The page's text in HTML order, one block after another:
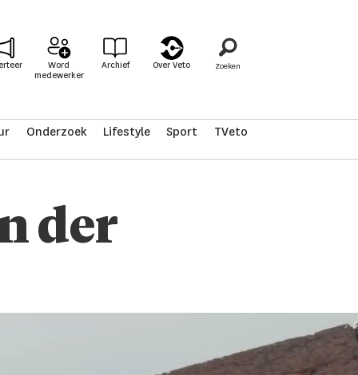
Word
medewerker
Archief Over Veto
Onderzoek Lifestyle Sport TVeto
der